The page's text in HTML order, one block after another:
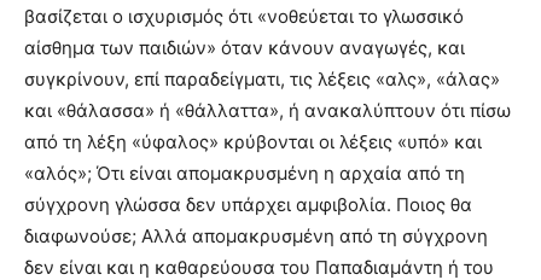
βασίζεται ο ισχυρισμός ότι «νοθεύεται το γλωσσικό
αίσθημα των παιδιών» όταν κάνουν αναγωγές, και
συγκρίνουν, επί παραδείγματι, τις λέξεις «αλς», «άλας»
και «θάλασσα» ή «θάλλαττα», ή ανακαλύπτουν ότι πίσω
από τη λέξη «ύφαλος» κρύβονται οι λέξεις «υπό» και
«αλός»; Ότι είναι απομακρυσμένη η αρχαία από τη
σύγχρονη γλώσσα δεν υπάρχει αμφιβολία. Ποιος θα
διαφωνούσε; Αλλά απομακρυσμένη από τη σύγχρονη
δεν είναι και η καθαρεύουσα του Παπαδιαμάντη ή του